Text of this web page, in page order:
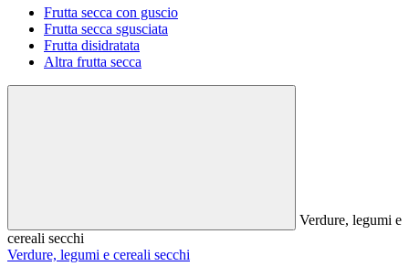
Frutta secca con guscio
Frutta secca sgusciata
Frutta disidratata
Altra frutta secca
Verdure, legumi e
cereali secchi
Verdure, legumi e cereali secchi